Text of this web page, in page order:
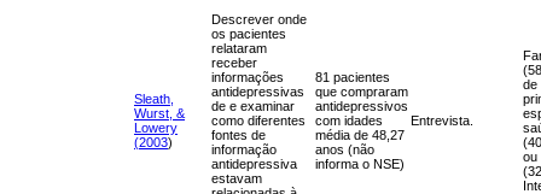
Sleath,
Wurst, &
Lowery
(2003)
Descrever onde
os pacientes
relataram
receber
informações
antidepressivas
de e examinar
como diferentes
fontes de
informação
antidepressiva
estavam
81 pacientes
que compraram
antidepressivos
com idades
média de 48,27
anos (não
informa o NSE)
Entrevista.
de
ou